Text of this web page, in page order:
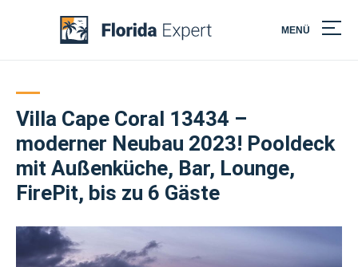
MENÜ
Skip
content
Villa Cape Coral 13434 –
moderner Neubau 2023! Pooldeck
mit Außenküche, Bar, Lounge,
FirePit, bis zu 6 Gäste